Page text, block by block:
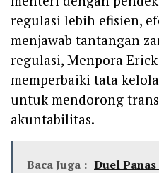
regulasi lebih efisien,
menjawab tantangan
regulasi, Menpora
memperbaiki tata
untuk mendorong
akuntabilitas.
Baca Juga : Duel